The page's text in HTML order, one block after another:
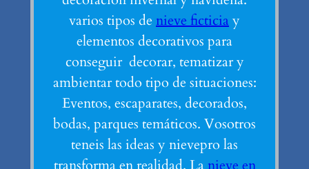
varios tipos de nieve ficticia y
elementos decorativos para
conseguir decorar, tematizar y
ambientar todo tipo de situaciones:
Eventos, escaparates, decorados,
bodas, parques temáticos. Vosotros
teneis las ideas y nievepro las